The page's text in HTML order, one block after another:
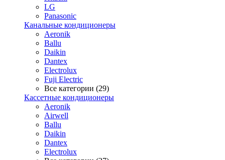
LG
Panasonic
Канальные кондиционеры
Aeronik
Ballu
Daikin
Dantex
Electrolux
Fuji Electric
Все категории (29)
Кассетные кондиционеры
Aeronik
Airwell
Ballu
Daikin
Dantex
Electrolux